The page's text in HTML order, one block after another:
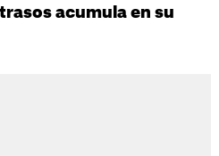
acumula en su